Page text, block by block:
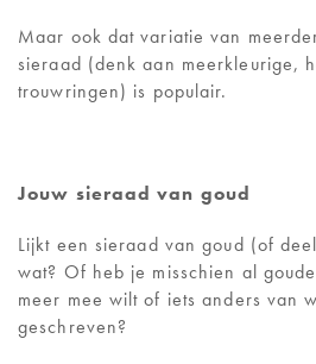
Maar ook dat variatie van
sieraad (denk aan meerkleurige,
trouwringen) is populair.
Jouw sieraad van goud
Lijkt een sieraad van goud (of
wat? Of heb je misschien al
meer mee wilt of iets anders van
geschreven?